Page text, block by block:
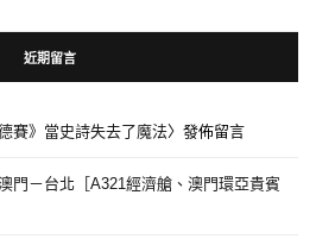
近期留言
賽》當史詩失去了魔法〉發佈留言
門－台北［A321經濟艙、澳門環亞貴賓